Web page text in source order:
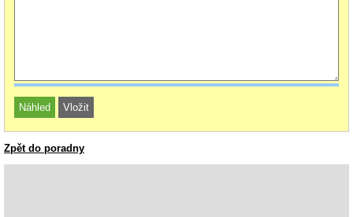
Zpět do poradny